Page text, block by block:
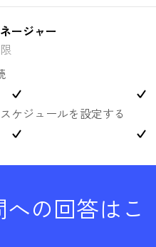
ージャー
ケジュールを設定する
への回答はこ